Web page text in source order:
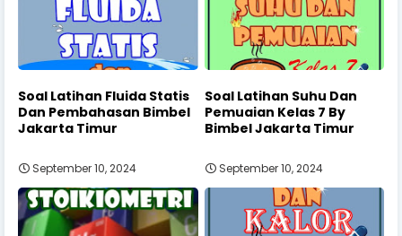
Soal Latihan Fluida Statis
Dan Pembahasan Bimbel
Jakarta Timur
September 10, 2024
Soal Latihan Suhu Dan
Pemuaian Kelas 7 By
Bimbel Jakarta Timur
September 10, 2024